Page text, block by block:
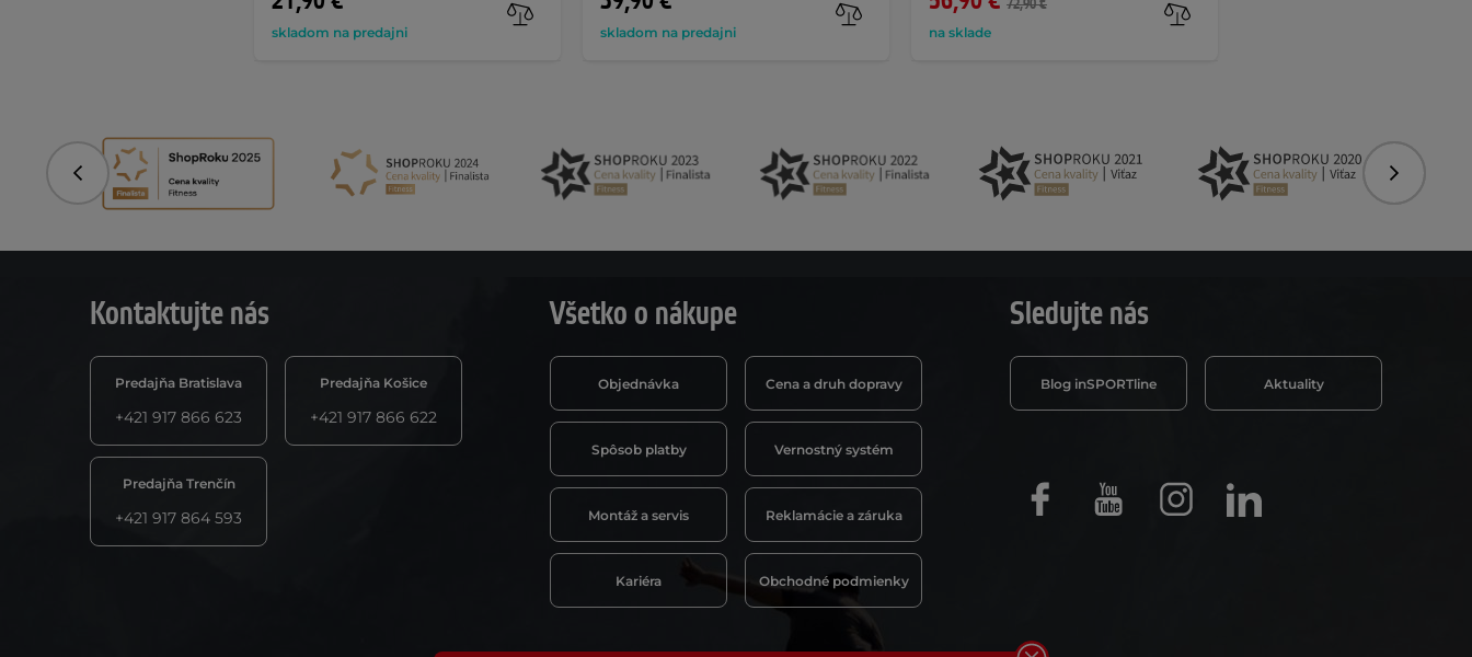
skladom na predajni skladom na predajni
72,90 €
na sklade
Predchádzajúce
Kontaktujte nás
Predajňa Bratislava
+421 917 866 623
Predajňa Košice
+421 917 866 622
Predajňa Trenčín
+421 917 864 593
Všetko o nákupe
Objednávka Cena a druh dopravy
Spôsob platby Vernostný systém
Montáž a servis Reklamácie a záruka
Kariéra Obchodné podmienky
Sledujte nás
Blog inSPORTline Aktuality
FacebookYoutube InstagramLinkedIn